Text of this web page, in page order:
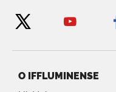
O IFFLUMINENSE